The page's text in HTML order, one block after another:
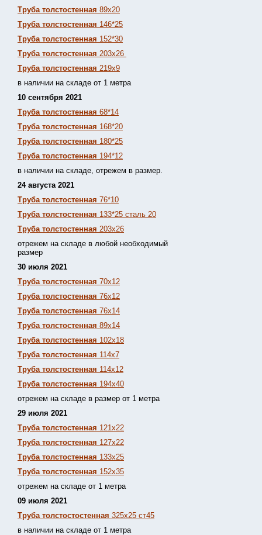
Труба толстостенная 89х20
Труба толстостенная 146*25
Труба толстостенная 152*30
Труба толстостенная 203х26
Труба толстостенная 219х9
в наличии на складе от 1 метра
10 сентября 2021
Труба толстостенная 68*14
Труба толстостенная 168*20
Труба толстостенная 180*25
Труба толстостенная 194*12
в наличии на складе, отрежем в размер.
24 августа 2021
Труба толстостенная 76*10
Труба толстостенная 133*25 сталь 20
Труба толстостенная 203х26
отрежем на складе в любой необходимый
размер
30 июля 2021
Труба толстостенная 70х12
Труба толстостенная 76х12
Труба толстостенная 76х14
Труба толстостенная 89х14
Труба толстостенная 102х18
Труба толстостенная 114х7
Труба толстостенная 114х12
Труба толстостенная 194х40
отрежем на складе в размер от 1 метра
29 июля 2021
Труба толстостенная 121х22
Труба толстостенная 127х22
Труба толстостенная 133х25
Труба толстостенная 152х35
отрежем на складе от 1 метра
09 июля 2021
Труба толстостостенная 325х25 ст45
в наличии на складе от 1 метра